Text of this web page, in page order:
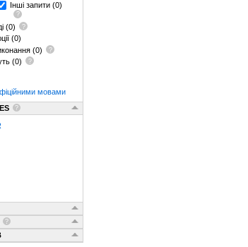
Інші запити (0)
(0)
(0)
(0)
(0)
мовами